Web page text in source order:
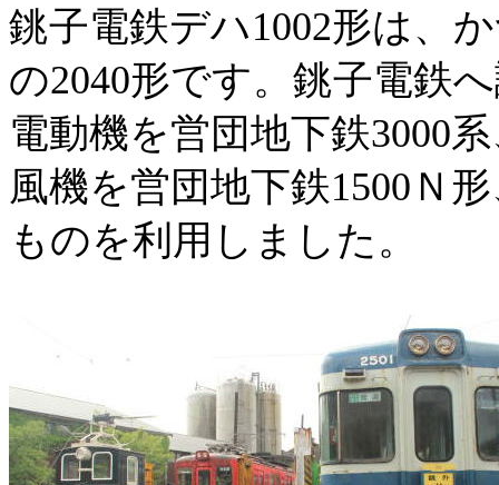
銚子電鉄デハ1002形は、
の2040形です。銚子電鉄
電動機を営団地下鉄3000
風機を営団地下鉄1500 Ｎ
ものを利用しました。